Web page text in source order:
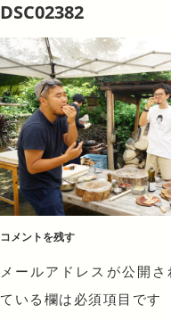
DSC02382
コメントを残す
メールアドレスが公開さ
ている欄は必須項目です